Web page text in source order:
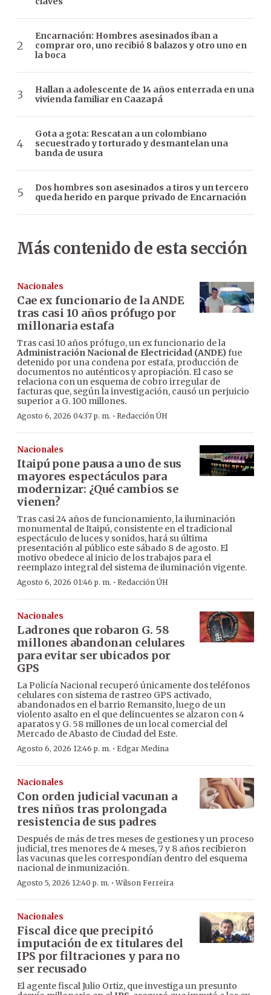
Encarnación: Hombres asesinados iban a
comprar oro, uno recibió 8 balazos y otro uno en
la boca
Hallan a adolescente de 14 años enterrada en una
vivienda familiar en Caazapá
Gota a gota: Rescatan a un colombiano
secuestrado y torturado y desmantelan una
banda de usura
Dos hombres son asesinados a tiros y un tercero
queda herido en parque privado de Encarnación
Más contenido de esta sección
Nacionales
Cae ex funcionario de la ANDE
tras casi 10 años prófugo por
millonaria estafa
Tras casi 10 años prófugo, un ex funcionario de la
Administración Nacional de Electricidad (ANDE)fue
detenido por una condena por estafa, producción de
documentos no auténticos y apropiación. El caso se
relaciona con un esquema de cobro irregular de
facturas que, según la investigación, causó un perjuicio
superior a G. 100 millones.
Agosto 6, 2026 04:37 p. m. · Redacción ÚH
Nacionales
Itaipú pone pausa a uno de sus
mayores espectáculos para
modernizar: ¿Qué cambios se
vienen?
Tras casi 24 años de funcionamiento, la iluminación
monumental de Itaipú, consistente en el tradicional
espectáculo de luces y sonidos, hará su última
presentación al público este sábado 8 de agosto. El
motivo obedece al inicio de los trabajos para el
reemplazo integral del sistema de iluminación vigente.
Agosto 6, 2026 01:46 p. m. · Redacción ÚH
Nacionales
Ladrones que robaron G. 58
millones abandonan celulares
para evitar ser ubicados por
GPS
La Policía Nacional recuperó únicamente dos teléfonos
celulares con sistema de rastreo GPS activado,
abandonados en el barrio Remansito, luego de un
violento asalto en el que delincuentes se alzaron con 4
aparatos y G. 58 millones de un local comercial del
Mercado de Abasto de Ciudad del Este.
Agosto 6, 2026 12:46 p. m. · Edgar Medina
Nacionales
Con orden judicial vacunan a
tres niños tras prolongada
resistencia de sus padres
Después de más de tres meses de gestiones y un proceso
judicial, tres menores de 4 meses, 7 y 8 años recibieron
las vacunas que les correspondían dentro del esquema
nacional de inmunización.
Agosto 5, 2026 12:40 p. m. ·Wilson Ferreira
Nacionales
Fiscal dice que precipitó
imputación de ex titulares del
IPS por filtraciones y para no
ser recusado
El agente fiscal Julio Ortiz, que investiga un presunto